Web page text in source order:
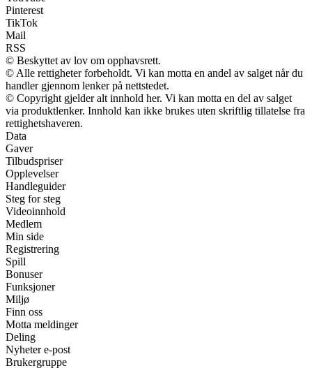
Pinterest
TikTok
Mail
RSS
© Beskyttet av lov om opphavsrett.
© Alle rettigheter forbeholdt. Vi kan motta en andel av salget når du
handler gjennom lenker på nettstedet.
© Copyright gjelder alt innhold her. Vi kan motta en del av salget
via produktlenker. Innhold kan ikke brukes uten skriftlig tillatelse fra
rettighetshaveren.
Data
Gaver
Tilbudspriser
Opplevelser
Handleguider
Steg for steg
Videoinnhold
Medlem
Min side
Registrering
Spill
Bonuser
Funksjoner
Miljø
Finn oss
Motta meldinger
Deling
Nyheter e-post
Brukergruppe